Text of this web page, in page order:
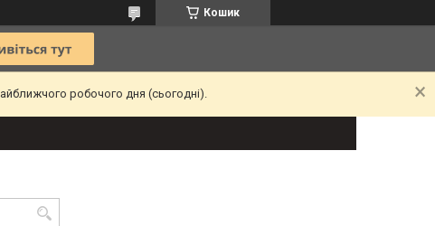
Кошик
робочого дня (сьогодні).